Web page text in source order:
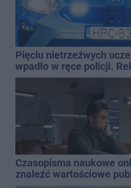
Pięciu nietrzeźwych
wpadło w ręce policji.
promila
Czasopisma naukowe
znaleźć wartościowe